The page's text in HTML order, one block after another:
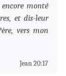
monté
et dis-leur
vers mon
Jean 20:17